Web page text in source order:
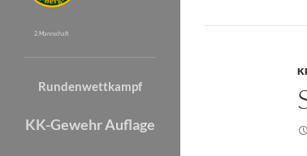
2. Mannschaft
Rundenwettkampf
KK-Gewehr Auflage